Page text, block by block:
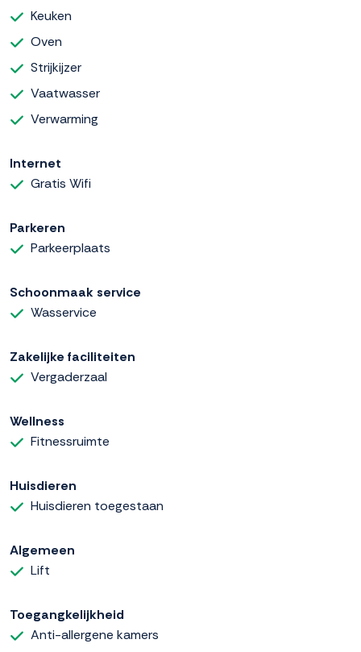
Keuken
Oven
Strijkijzer
Vaatwasser
Verwarming
Internet
Gratis Wifi
Parkeren
Parkeerplaats
Schoonmaak service
Wasservice
Zakelijke faciliteiten
Vergaderzaal
Wellness
Fitnessruimte
Huisdieren
Huisdieren toegestaan
Algemeen
Lift
Toegangkelijkheid
Anti-allergene kamers